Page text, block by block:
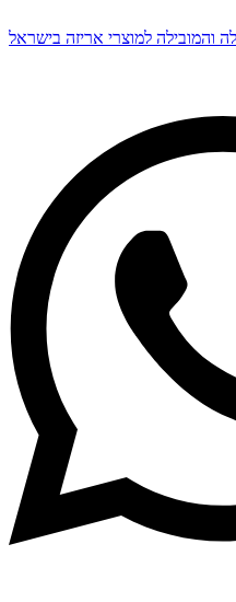
והמובילה למוצרי אריזה בישראל